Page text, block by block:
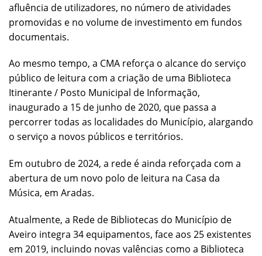
afluência de utilizadores, no número de atividades
promovidas e no volume de investimento em fundos
documentais.
Ao mesmo tempo, a CMA reforça o alcance do serviço
público de leitura com a criação de uma Biblioteca
Itinerante / Posto Municipal de Informação,
inaugurado a 15 de junho de 2020, que passa a
percorrer todas as localidades do Município, alargando
o serviço a novos públicos e territórios.
Em outubro de 2024, a rede é ainda reforçada com a
abertura de um novo polo de leitura na Casa da
Música, em Aradas.
Atualmente, a Rede de Bibliotecas do Município de
Aveiro integra 34 equipamentos, face aos 25 existentes
em 2019, incluindo novas valências como a Biblioteca